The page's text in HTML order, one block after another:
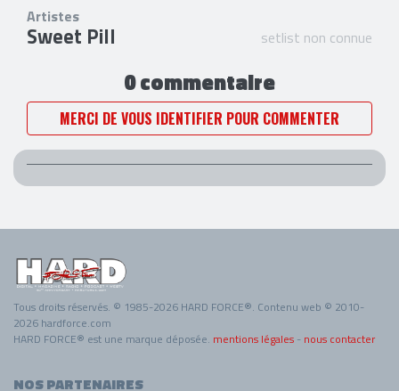
Artistes
Sweet Pill setlist non connue
0 commentaire
MERCI DE VOUS IDENTIFIER POUR COMMENTER
Tous droits réservés. © 1985-2026 HARD FORCE®. Contenu web © 2010-
2026 hardforce.com
HARD FORCE® est une marque déposée. mentions légales - nous contacter
NOS PARTENAIRES